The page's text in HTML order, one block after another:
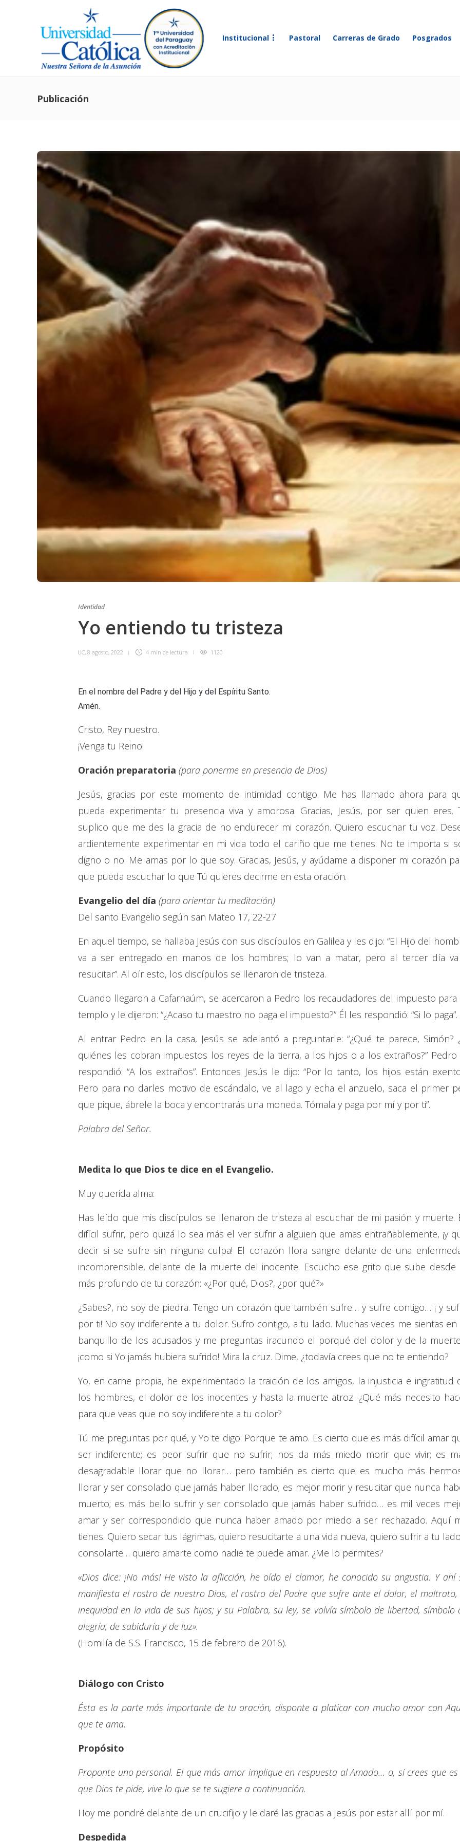
Institucional Pastoral Carreras de Grado Posgrados
Publicación
Identidad
Yo entiendo tu tristeza
UC, 8 agosto, 2022 4 min de lectura 1120
En el nombre del Padre y del Hijo y del Espíritu Santo.
Amén.
Cristo, Rey nuestro.
¡Venga tu Reino!
Oración preparatoria (para ponerme en presencia de Dios)
Jesús, gracias por este momento de intimidad contigo. Me has llamado ahora para
pueda experimentar tu presencia viva y amorosa. Gracias, Jesús, por ser quien eres.
suplico que me des la gracia de no endurecer mi corazón. Quiero escuchar tu voz.
ardientemente experimentar en mi vida todo el cariño que me tienes. No te importa si
digno o no. Me amas por lo que soy. Gracias, Jesús, y ayúdame a disponer mi corazón
que pueda escuchar lo que Tú quieres decirme en esta oración.
Evangelio del día (para orientar tu meditación)
Del santo Evangelio según san Mateo 17, 22-27
En aquel tiempo, se hallaba Jesús con sus discípulos en Galilea y les dijo: “El Hijo del
va a ser entregado en manos de los hombres; lo van a matar, pero al tercer día
resucitar”. Al oír esto, los discípulos se llenaron de tristeza.
Cuando llegaron a Cafarnaúm, se acercaron a Pedro los recaudadores del impuesto para
templo y le dijeron: “¿Acaso tu maestro no paga el impuesto?” Él les respondió: “Si lo paga”.
Al entrar Pedro en la casa, Jesús se adelantó a preguntarle: “¿Qué te parece, Simón?
quiénes les cobran impuestos los reyes de la tierra, a los hijos o a los extraños?” Pedro
respondió: “A los extraños”. Entonces Jesús le dijo: “Por lo tanto, los hijos están
Pero para no darles motivo de escándalo, ve al lago y echa el anzuelo, saca el primer
que pique, ábrele la boca y encontrarás una moneda. Tómala y paga por mí y por ti”.
Palabra del Señor.
Medita lo que Dios te dice en el Evangelio.
Muy querida alma:
Has leído que mis discípulos se llenaron de tristeza al escuchar de mi pasión y muerte.
difícil sufrir, pero quizá lo sea más el ver sufrir a alguien que amas entrañablemente, ¡y
decir si se sufre sin ninguna culpa! El corazón llora sangre delante de una
incomprensible, delante de la muerte del inocente. Escucho ese grito que sube desde
más profundo de tu corazón: «¿Por qué, Dios?, ¿por qué?»
¿Sabes?, no soy de piedra. Tengo un corazón que también sufre… y sufre contigo… ¡ y
por ti! No soy indiferente a tu dolor. Sufro contigo, a tu lado. Muchas veces me sientas en
banquillo de los acusados y me preguntas iracundo el porqué del dolor y de la
¡como si Yo jamás hubiera sufrido! Mira la cruz. Dime, ¿todavía crees que no te entiendo?
Yo, en carne propia, he experimentado la traición de los amigos, la injusticia e ingratitud
los hombres, el dolor de los inocentes y hasta la muerte atroz. ¿Qué más necesito
para que veas que no soy indiferente a tu dolor?
Tú me preguntas por qué, y Yo te digo: Porque te amo. Es cierto que es más difícil amar
ser indiferente; es peor sufrir que no sufrir; nos da más miedo morir que vivir; es
desagradable llorar que no llorar… pero también es cierto que es mucho más
llorar y ser consolado que jamás haber llorado; es mejor morir y resucitar que nunca
muerto; es más bello sufrir y ser consolado que jamás haber sufrido… es mil veces
amar y ser correspondido que nunca haber amado por miedo a ser rechazado. Aquí
tienes. Quiero secar tus lágrimas, quiero resucitarte a una vida nueva, quiero sufrir a tu
consolarte… quiero amarte como nadie te puede amar. ¿Me lo permites?
«Dios dice: ¡No más! He visto la aflicción, he oído el clamor, he conocido su angustia. Y ahí
manifiesta el rostro de nuestro Dios, el rostro del Padre que sufre ante el dolor, el maltrato,
inequidad en la vida de sus hijos; y su Palabra, su ley, se volvía símbolo de libertad, símbolo
alegría, de sabiduría y de luz».
(Homilía de S.S. Francisco, 15 de febrero de 2016).
Diálogo con Cristo
Ésta es la parte más importante de tu oración, disponte a platicar con mucho amor con
que te ama.
Propósito
Proponte uno personal. El que más amor implique en respuesta al Amado… o, si crees que
que Dios te pide, vive lo que se te sugiere a continuación.
Hoy me pondré delante de un crucifijo y le daré las gracias a Jesús por estar allí por mí.
Despedida